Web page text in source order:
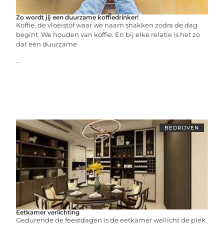
Zo wordt jij een duurzame koffiedrinker!
Koffie, de vloeistof waar we naam snakken zodra de dag
begint. We houden van koffie. En bij elke relatie is het zo
dat een duurzame
...
BEDRIJVEN
Eetkamer verlichting
Gedurende de feestdagen is de eetkamer wellicht de plek